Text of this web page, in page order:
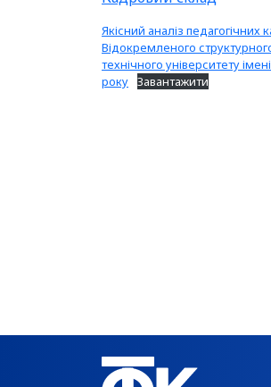
Якісний аналіз педагогічних
Відокремленого
технічного університету
року Завантажити